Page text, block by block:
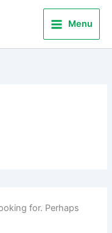
Menu
for. Perhaps